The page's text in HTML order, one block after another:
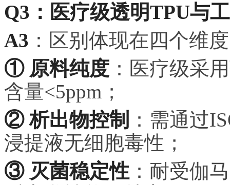
Q3：医疗级透明TPU与
A3 ：区别体现在四个维
① 原料纯度 ：医疗级采
含量<5ppm；
② 析出物控制
：需通过
浸提液无细胞毒性；
③ 灭菌稳定性 ：耐受伽